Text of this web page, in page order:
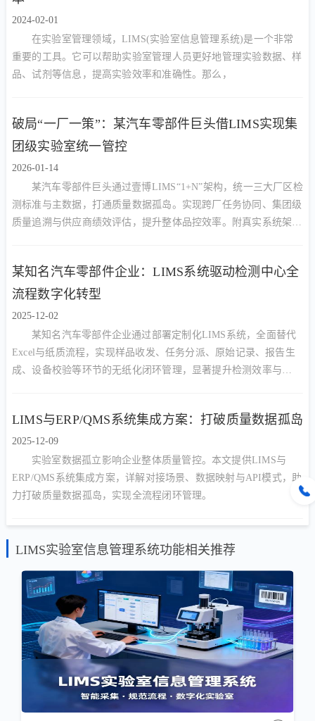
2024-02-01
在实验室管理领域，LIMS(实验室信息管理系统)是一个非常
重要的工具。它可以帮助实验室管理人员更好地管理实验数据、样
品、试剂等信息，提高实验效率和准确性。那么，
破局“一厂一策”：某汽车零部件巨头借LIMS实现集
团级实验室统一管控
2026-01-14
某汽车零部件巨头通过壹博LIMS“1+N”架构，统一三大厂区检
测标准与主数据，打通质量数据孤岛。实现跨厂任务协同、集团级
质量追溯与供应商绩效评估，提升整体品控效率。附真实系统架构
某知名汽车零部件企业：LIMS系统驱动检测中心全
流程数字化转型
2025-12-02
某知名汽车零部件企业通过部署定制化LIMS系统，全面替代
Excel与纸质流程，实现样品收发、任务分派、原始记录、报告生
成、设备校验等环节的无纸化闭环管理，显著提升检测效率与
LIMS与ERP/QMS系统集成方案：打破质量数据孤岛
2025-12-09
实验室数据孤立影响企业整体质量管控。本文提供LIMS与
ERP/QMS系统集成方案，详解对接场景、数据映射与API模式，助
力打破质量数据孤岛，实现全流程闭环管理。
LIMS实验室信息管理系统功能相关推荐